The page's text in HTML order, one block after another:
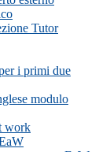
Tutor
i primi due
modulo
work